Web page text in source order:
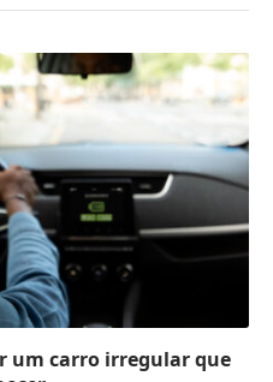
um carro irregular que